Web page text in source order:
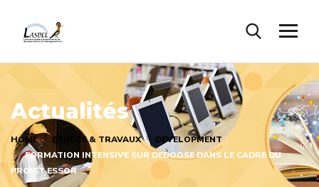
Actualités
HOME ETUDES & TRAVAUX
DEVELOPMENT
FORMATION INTENSIVE SUR DEDOOSE DANS LE CADRE DU
PROJET ESSOR